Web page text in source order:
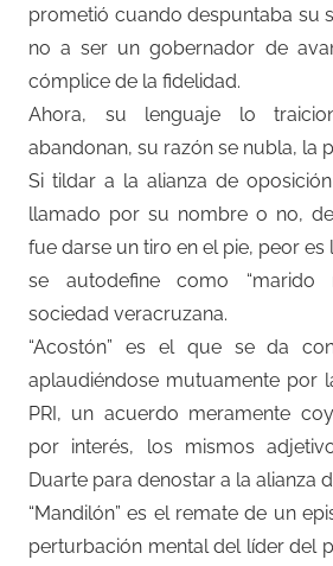
prometió cuando despuntaba su
no a ser un gobernador de
cómplice de la fidelidad.
Ahora, su lenguaje lo
abandonan, su razón se nubla, la
Si tildar a la alianza de
llamado por su nombre o no, de
fue darse un tiro en el pie, peor es
se autodefine como “marido
sociedad veracruzana.
“Acostón” es el que se da
aplaudiéndose mutuamente por
PRI, un acuerdo meramente
por interés, los mismos
Duarte para denostar a la alianza
“Mandilón” es el remate de un
perturbación mental del líder del